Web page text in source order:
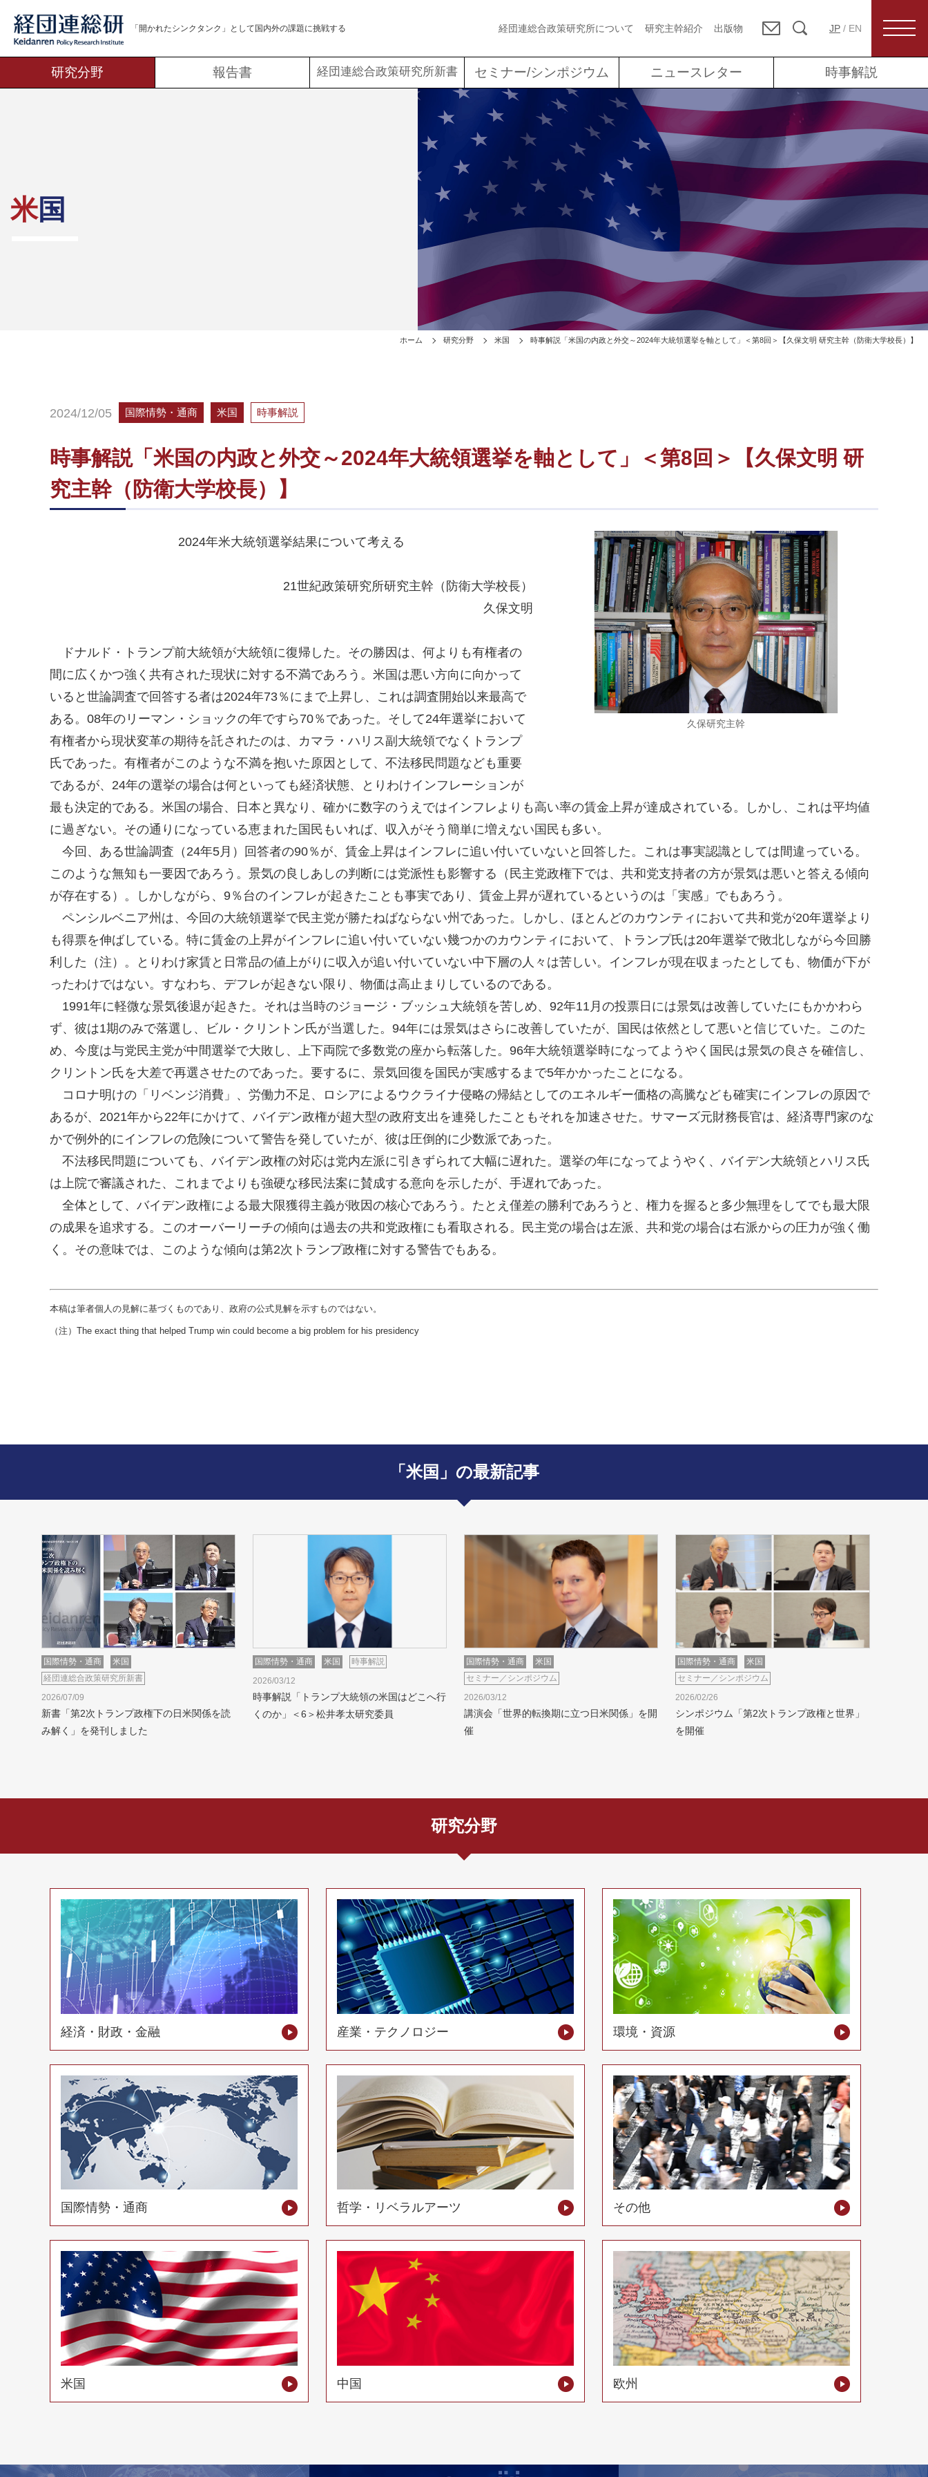
「開かれたシンクタンク」として 国内外の課題に挑戦する 経団連総合政策研究所について 研究主幹紹介 出版物 JP / EN
研究分野 報告書 経団連総合政策研究所新書 セミナー/シンポジウム ニュースレター 時事解説
米国
ホーム 研究分野 米国 時事解説「米国の内政と外交～2024年大統領選挙を軸として」＜第8回＞【久保文明 研究主幹（防衛大学校長）】
2024/12/05 国際情勢・通商 米国 時事解説
時事解説「米国の内政と外交～2024年大統領選挙を軸として」＜第8回＞【久保文明 研
究主幹（防衛大学校長）】
久保研究主幹
2024年米大統領選挙結果について考える
21世紀政策研究所研究主幹（防衛大学校長）
久保文明
ドナルド・トランプ前大統領が大統領に復帰した。その勝因は、何よりも有権者の
間に広くかつ強く共有された現状に対する不満であろう。米国は悪い方向に向かって
いると世論調査で回答する者は2024年73％にまで上昇し、これは調査開始以来最高で
ある。08年のリーマン・ショックの年ですら70％であった。そして24年選挙において
有権者から現状変革の期待を託されたのは、カマラ・ハリス副大統領でなくトランプ
氏であった。有権者がこのような不満を抱いた原因として、不法移民問題なども重要
であるが、24年の選挙の場合は何といっても経済状態、とりわけインフレーションが
最も決定的である。米国の場合、日本と異なり、確かに数字のうえではインフレよりも高い率の賃金上昇が達成されている。しかし、これは平均値
に過ぎない。その通りになっている恵まれた国民もいれば、収入がそう簡単に増えない国民も多い。
今回、ある世論調査（24年5月）回答者の90％が、賃金上昇はインフレに追い付いていないと回答した。これは事実認識としては間違っている。
このような無知も一要因であろう。景気の良しあしの判断には党派性も影響する（民主党政権下では、共和党支持者の方が景気は悪いと答える傾向
が存在する）。しかしながら、9％台のインフレが起きたことも事実であり、賃金上昇が遅れているというのは「実感」でもあろう。
ペンシルベニア州は、今回の大統領選挙で民主党が勝たねばならない州であった。しかし、ほとんどのカウンティにおいて共和党が20年選挙より
も得票を伸ばしている。特に賃金の上昇がインフレに追い付いていない幾つかのカウンティにおいて、トランプ氏は20年選挙で敗北しながら今回勝
利した（注）。とりわけ家賃と日常品の値上がりに収入が追い付いていない中下層の人々は苦しい。インフレが現在収まったとしても、物価が下が
ったわけではない。すなわち、デフレが起きない限り、物価は高止まりしているのである。
1991年に軽微な景気後退が起きた。それは当時のジョージ・ブッシュ大統領を苦しめ、92年11月の投票日には景気は改善していたにもかかわら
ず、彼は1期のみで落選し、ビル・クリントン氏が当選した。94年には景気はさらに改善していたが、国民は依然として悪いと信じていた。このた
め、今度は与党民主党が中間選挙で大敗し、上下両院で多数党の座から転落した。96年大統領選挙時になってようやく国民は景気の良さを確信し、
クリントン氏を大差で再選させたのであった。要するに、景気回復を国民が実感するまで5年かかったことになる。
コロナ明けの「リベンジ消費」、労働力不足、ロシアによるウクライナ侵略の帰結としてのエネルギー価格の高騰なども確実にインフレの原因で
あるが、2021年から22年にかけて、バイデン政権が超大型の政府支出を連発したこともそれを加速させた。サマーズ元財務長官は、経済専門家のな
かで例外的にインフレの危険について警告を発していたが、彼は圧倒的に少数派であった。
不法移民問題についても、バイデン政権の対応は党内左派に引きずられて大幅に遅れた。選挙の年になってようやく、バイデン大統領とハリス氏
は上院で審議された、これまでよりも強硬な移民法案に賛成する意向を示したが、手遅れであった。
全体として、バイデン政権による最大限獲得主義が敗因の核心であろう。たとえ僅差の勝利であろうと、権力を握ると多少無理をしてでも最大限
の成果を追求する。このオーバーリーチの傾向は過去の共和党政権にも看取される。民主党の場合は左派、共和党の場合は右派からの圧力が強く働
く。その意味では、このような傾向は第2次トランプ政権に対する警告でもある。
本稿は筆者個人の見解に基づくものであり、政府の公式見解を示すものではない。
（注）The exact thing that helped Trump win could become a big problem for his presidency
「米国」の最新記事
国際情勢・通商
米国
経団連総合政策研究所新書
2026/07/09
新書「第2次トランプ政権下の日米関係を読
み解く」を発刊しました
国際情勢・通商 米国
時事解説
2026/03/12
時事解説「トランプ大統領の米国はどこへ行
くのか」＜6＞松井孝太研究委員
国際情勢・通商
米国
セミナー／シンポジウム
2026/03/12
講演会「世界的転換期に立つ日米関係」を開
催
国際情勢・通商
米国
セミナー／シンポジウム
2026/02/26
シンポジウム「第2次トランプ政権と世界」
を開催
研究分野
経済・財政・金融 産業・テクノロジー 環境・資源
国際情勢・通商 哲学・リベラルアーツ その他
米国 中国 欧州